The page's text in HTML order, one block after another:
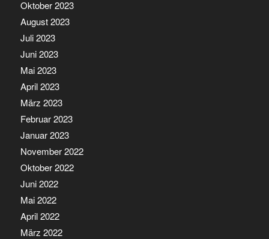
Oktober 2023
August 2023
Juli 2023
Juni 2023
Mai 2023
April 2023
März 2023
Februar 2023
Januar 2023
November 2022
Oktober 2022
Juni 2022
Mai 2022
April 2022
März 2022